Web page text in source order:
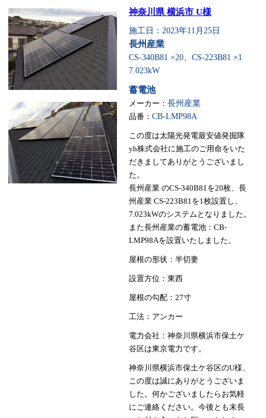
神奈川県 横浜市 U様
施工日：2023年11月25日
長州産業
CS-340B81 ×20、CS-223B81 ×1
7.023kW
蓄電池
メーカー： 長州産業
品番： CB-LMP98A
この度は太陽光発電最安値発掘隊
yh株式会社に施工のご用命をいた
だきましてありがとうございまし
た。
長州産業 のCS-340B81を20枚、長
州産業 CS-223B81を1枚設置し、
7.023kWのシステムとなりました。
また長州産業の蓄電池：CB-
LMP98Aを設置いたしました。
屋根の形状：半切妻
設置方位：東西
屋根の勾配：27寸
工法：アンカー
電力会社：神奈川県横浜市保土ケ
谷区は東京電力です。
神奈川県横浜市保土ケ谷区のU様、
この度は誠にありがとうございま
した。何かございましたらお気軽
にご連絡ください。今後とも末長